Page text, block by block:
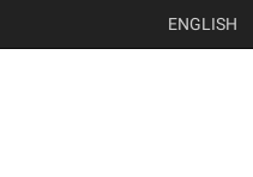
ENGLISH